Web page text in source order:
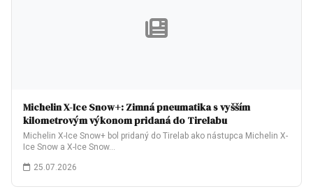
Michelin X-Ice Snow+: Zimná pneumatika s vyšším
kilometrovým výkonom pridaná do Tirelabu
Michelin X-Ice Snow+ bol pridaný do Tirelab ako nástupca Michelin X-
Ice Snow a X-Ice Snow…
25.07.2026